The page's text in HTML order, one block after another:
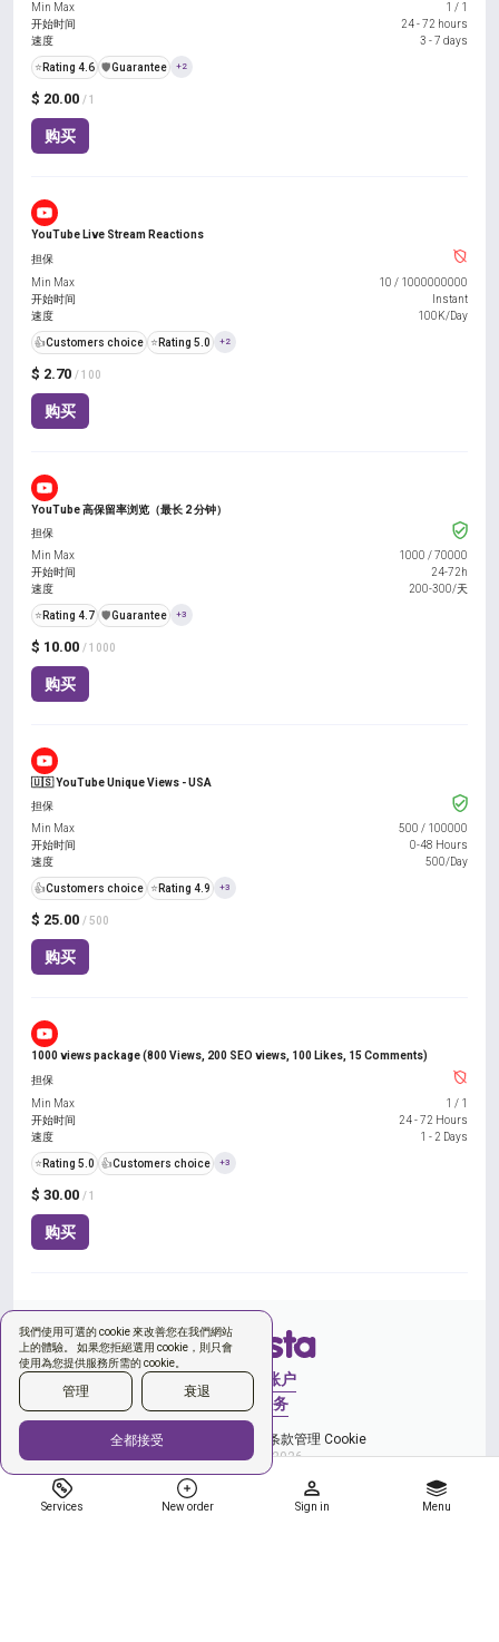
我們使用可選的 cookie 來改善您在我們網站
上的體驗。 如果您拒絕選用 cookie，則只會
使用為您提供服務所需的 cookie。
管理 衰退
全都接受
Services New order Sign in Menu
$ 20.00 / 1
购买
Min Max
1 / 1
开始时间
24 - 72 hours
速度
3 - 7 days
⭐ Rating 4.6 ️🛡️Guarantee +2
YouTube Live Stream Reactions
$ 2.70 / 100
购买
担保
Min Max
10 / 1000000000
开始时间
Instant
速度
100K/Day
👍Customers choice ⭐ Rating 5.0 +2
YouTube 高保留率浏览（最长 2 分钟）
$ 10.00 / 1000
购买
担保
Min Max
1000 /70000
开始时间
24-72h
速度
200-300/天
⭐ Rating 4.7 ️🛡️Guarantee +3
🇺🇸 YouTube Unique Views - USA
$ 25.00 / 500
购买
担保
Min Max
500 / 100000
开始时间
0-48 Hours
速度
500/Day
👍Customers choice ⭐ Rating 4.9 +3
1000 views package (800 Views, 200 SEO views, 100 Likes, 15 Comments)
$ 30.00 / 1
购买
担保
Min Max
1 / 1
开始时间
24 - 72 Hours
速度
1 - 2 Days
⭐ Rating 5.0 👍Customers choice +3
创建账户
新订单
服务
和隐私政策 您同意使用条款管理 Cookie
Copyright © 2026